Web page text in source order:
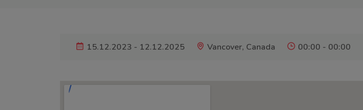
15.12.2023 - 12.12.2025 Vancover, Canada 00:00 - 00:00